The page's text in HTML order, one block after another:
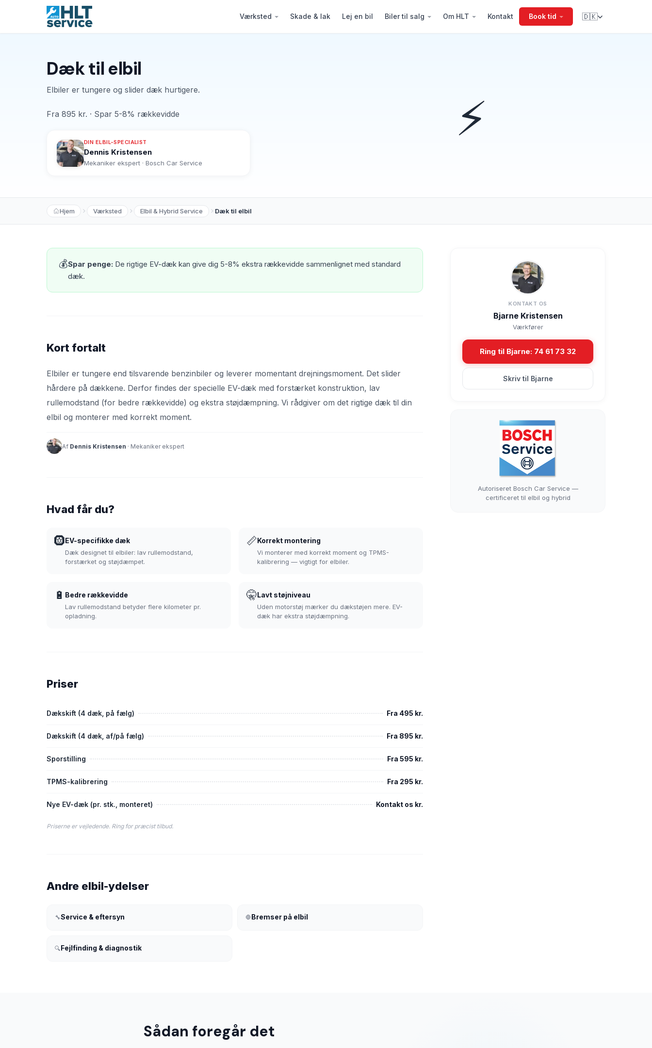
Værksted Skade & lak Lej en bil Biler til salg Om HLT Kontakt Book tid 🇩🇰
Dæk til elbil
Elbiler er tungere og slider dæk hurtigere.
Fra 895 kr. · Spar 5-8% rækkevidde
DIN ELBIL-SPECIALIST
Dennis Kristensen
Mekaniker ekspert · Bosch Car Service
⚡
Hjem Værksted Elbil & Hybrid Service Dæk til elbil
💰Spar penge: De rigtige EV-dæk kan give dig 5-8% ekstra rækkevidde sammenlignet med standard
dæk.
Kort fortalt
Elbiler er tungere end tilsvarende benzinbiler og leverer momentant drejningsmoment. Det slider
hårdere på dækkene. Derfor findes der specielle EV-dæk med forstærket konstruktion, lav
rullemodstand (for bedre rækkevidde) og ekstra støjdæmpning. Vi rådgiver om det rigtige dæk til din
elbil og monterer med korrekt moment.
Af Dennis Kristensen · Mekaniker ekspert
Hvad får du?
🛞EV-specifikke dæk
Dæk designet til elbiler: lav rullemodstand,
forstærket og støjdæmpet.
📏Korrekt montering
Vi monterer med korrekt moment og TPMS-
kalibrering — vigtigt for elbiler.
🔋 Bedre rækkevidde
Lav rullemodstand betyder flere kilometer pr.
opladning.
🤫Lavt støjniveau
Uden motorstøj mærker du dækstøjen mere. EV-
dæk har ekstra støjdæmpning.
Priser
Dækskift (4 dæk, på fælg) Fra 495 kr.
Dækskift (4 dæk, af/på fælg) Fra 895 kr.
Sporstilling Fra 595 kr.
TPMS-kalibrering Fra 295 kr.
Nye EV-dæk (pr. stk., monteret) Kontakt os kr.
Priserne er vejledende. Ring for præcist tilbud.
Andre elbil-ydelser
🔧Service & eftersyn 🛑Bremser på elbil
🔍Fejlfinding & diagnostik
KONTAKT OS
Bjarne Kristensen
Værkfører
Ring til Bjarne: 74 61 73 32
Skriv til Bjarne
Autoriseret Bosch Car Service —
certificeret til elbil og hybrid
Sådan foregår det